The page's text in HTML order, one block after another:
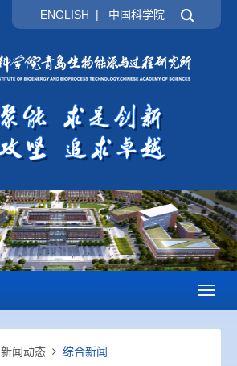
ENGLISH | 中国科学院
新闻动态 综合新闻